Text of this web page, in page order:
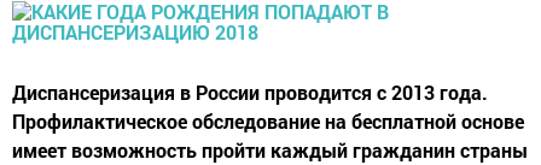
Диспансеризация в России проводится с 2013 года.
Профилактическое обследование на бесплатной основе
имеет возможность пройти каждый гражданин страны